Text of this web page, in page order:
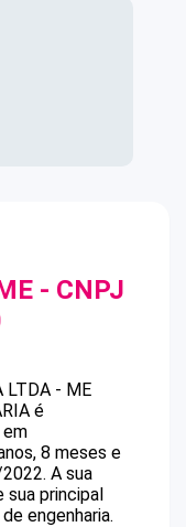
- CNPJ
LTDA - ME
é
em
8 meses e
A sua
sua principal
engenharia.